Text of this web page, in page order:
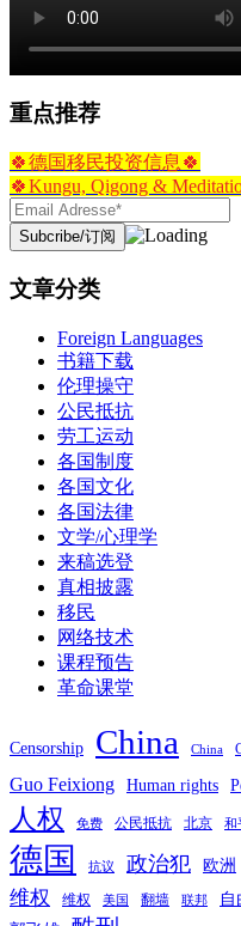
重点推荐
🍀德国移民投资信息🍀
🍀Kungu, Qigong &
文章分类
Foreign Languages
书籍下载
伦理操守
公民抵抗
劳工运动
各国制度
各国文化
各国法律
文学/心理学
来稿选登
真相披露
移民
网络技术
课程预告
革命课堂
Censorship China China
Guo Feixiong Human rights
人权 免费 公民抵抗 北京 和
德国 抗议 政治犯 欧洲
维权 维权 美国 翻墙 联邦 自